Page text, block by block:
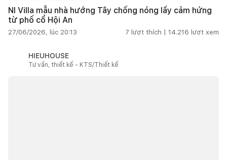
NI Villa mẫu nhà hướng Tây chống nóng lấy cảm hứng
từ phố cổ Hội An
27/06/2026, lúc 20:13 7 lượt thích | 14.216 lượt xem
HIEUHOUSE
Tư vấn, thiết kế - KTS/Thiết kế